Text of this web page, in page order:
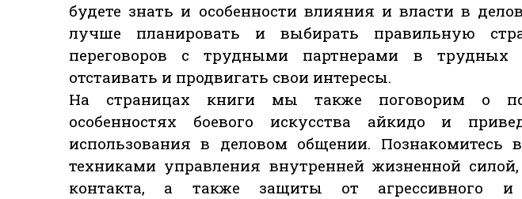
будете знать и особенности влияния и власти в
лучше планировать и выбирать правильную
переговоров с трудными партнерами в трудных
отстаивать и продвигать свои интересы.
На страницах книги мы также поговорим о
особенностях боевого искусства айкидо и
использования в деловом общении. Познакомитесь
техниками управления внутренней жизненной силой,
контакта, а также защиты от агрессивного и